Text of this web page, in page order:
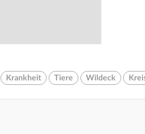
Krankheit Tiere Wildeck